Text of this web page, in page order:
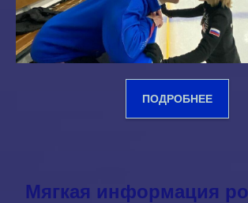
ПОДРОБНЕЕ
Мягкая информация